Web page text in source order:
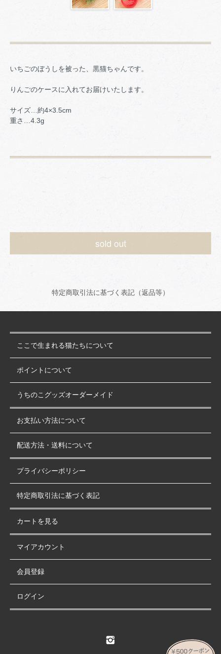
いちごのぼうしを被った、黒猫ちゃんです。
りんごのケースに入れてお届けいたします。
サイズ…約4×3.5cm
重さ…4.3g
sold out
特定商取引法に基づく表記（返品等）
ここで生まれる猫たちについて
ポイントについて
うちのこグッズオーダーメイド
お支払い方法について
配送方法・送料について
プライバシーポリシー
特定商取引法に基づく表記
カートを見る
マイアカウント
会員登録
ログイン